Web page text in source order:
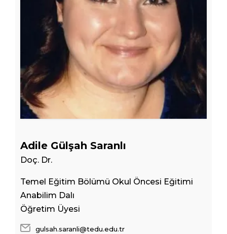
Adile Gülşah Saranlı
Doç. Dr.
Temel Eğitim Bölümü Okul Öncesi Eğitimi
Anabilim Dalı
Öğretim Üyesi
gulsah.saranli@tedu.edu.tr